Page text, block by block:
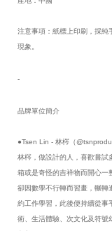
注意事項：紙標上印刷，採純
現象。
-
品牌單位簡介
●Tsen Lin - 林梣（
林梣，做設計的人，喜歡嘗試
箱或是奇怪的吉祥物而開心一
卻因數學不行轉而習畫，輾轉
約工作學習，此後便持續從事
術、生活體驗、次文化及符號